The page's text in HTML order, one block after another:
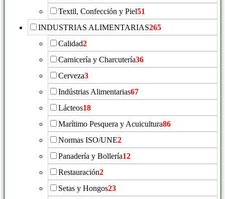
Textil, Confección y Piel51
INDUSTRIAS ALIMENTARIAS265
Calidad2
Carnicería y Charcutería36
Cerveza3
Indústrias Alimentarias67
Lácteos18
Marítimo Pesquera y Acuicultura86
Normas ISO/UNE2
Panadería y Bollería12
Restauración2
Setas y Hongos23